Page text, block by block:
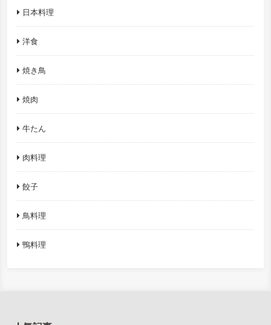
日本料理
洋食
焼き鳥
焼肉
牛たん
肉料理
餃子
鳥料理
鴨料理